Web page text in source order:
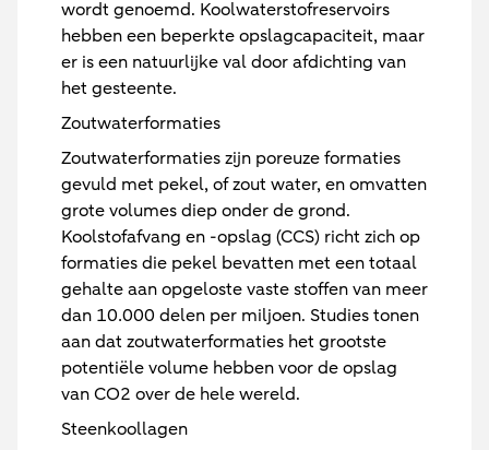
wordt genoemd. Koolwaterstofreservoirs
hebben een beperkte opslagcapaciteit, maar
er is een natuurlijke val door afdichting van
het gesteente.
Zoutwaterformaties
Zoutwaterformaties zijn poreuze formaties
gevuld met pekel, of zout water, en omvatten
grote volumes diep onder de grond.
Koolstofafvang en -opslag (CCS) richt zich op
formaties die pekel bevatten met een totaal
gehalte aan opgeloste vaste stoffen van meer
dan 10.000 delen per miljoen. Studies tonen
aan dat zoutwaterformaties het grootste
potentiële volume hebben voor de opslag
van CO2 over de hele wereld.
Steenkoollagen